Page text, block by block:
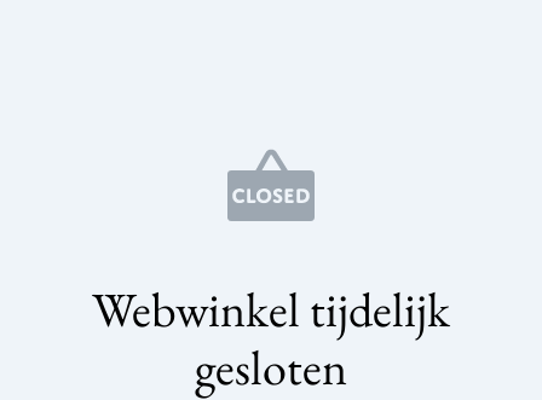
Webwinkel tijdelijk
gesloten